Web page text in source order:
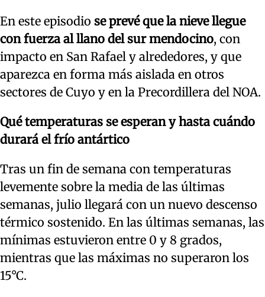
En este episodio se prevé que la nieve llegue
con fuerza al llano del sur mendocino, con
impacto en San Rafael y alrededores, y que
aparezca en forma más aislada en otros
sectores de Cuyo y en la Precordillera del NOA.
Qué temperaturas se esperan y hasta cuándo
durará el frío antártico
Tras un fin de semana con temperaturas
levemente sobre la media de las últimas
semanas, julio llegará con un nuevo descenso
térmico sostenido. En las últimas semanas, las
mínimas estuvieron entre 0 y 8 grados,
mientras que las máximas no superaron los
15°C.